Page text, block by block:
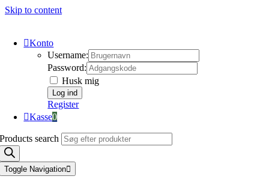
Skip to content
Konto
Username:
Password:
Husk mig
Register
Kasse0
Products search
Toggle Navigation